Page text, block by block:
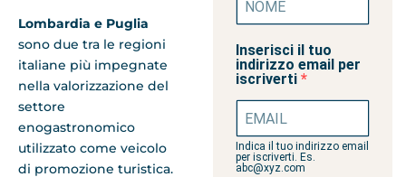
Lombardia e Puglia
sono due tra le regioni
italiane più impegnate
nella valorizzazione del
settore
enogastronomico
utilizzato come veicolo
di promozione turistica.
Inserisci il tuo
indirizzo email per
iscriverti
Indica il tuo indirizzo email
per iscriverti. Es.
abc@xyz.com